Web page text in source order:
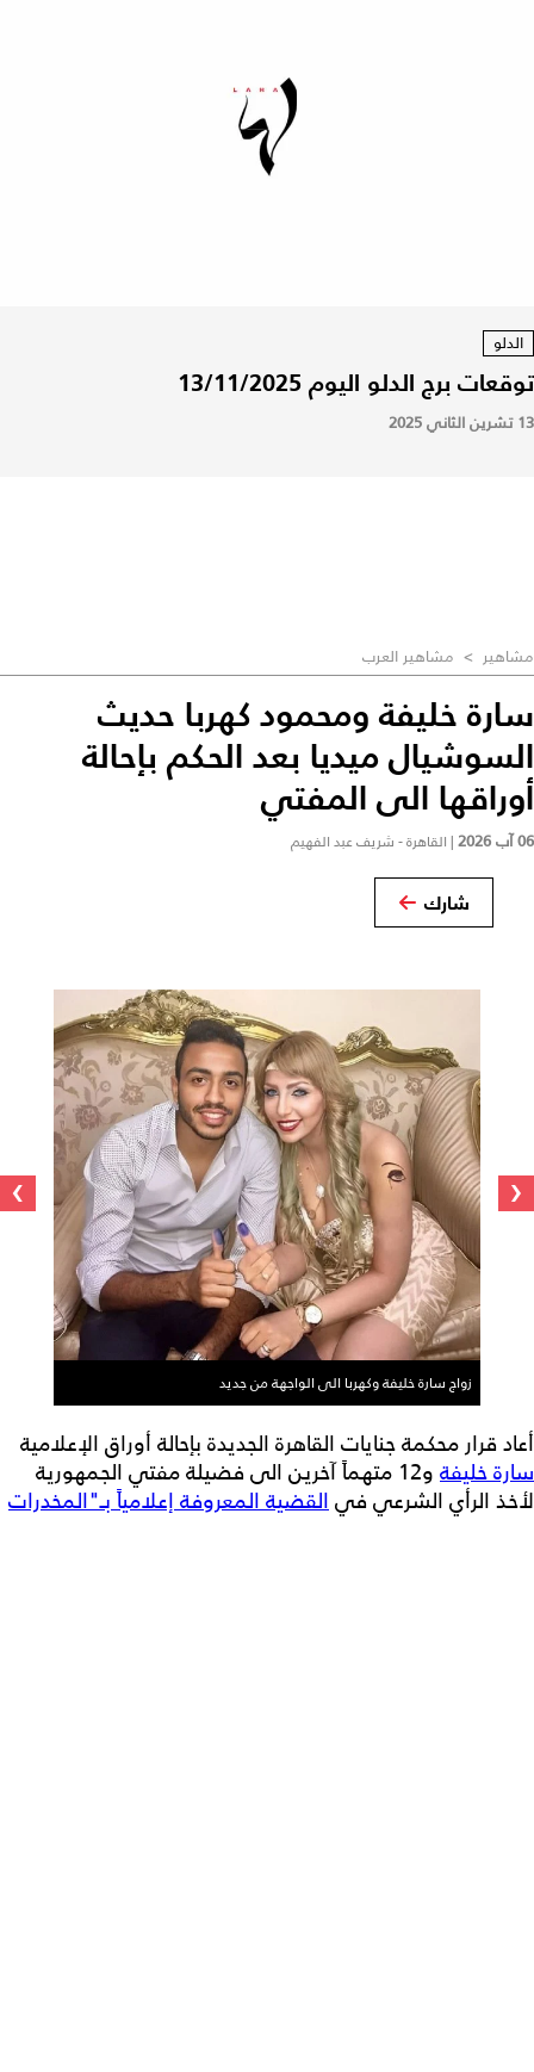
الدلو
توقعات برج الدلو اليوم 13/11/2025
13 تشرين الثاني 2025
مشاهير > مشاهير العرب
سارة خليفة ومحمود كهربا حديث
السوشيال ميديا بعد الحكم بإحالة
أوراقها الى المفتي
06 آب 2026 | القاهرة - شريف عبد الفهيم
شارك
زواج سارة خليفة وكهربا الى الواجهة من جديد
‹
›
أعاد قرار محكمة جنايات القاهرة الجديدة بإحالة أوراق الإعلامية
سارة خليفة
و12 متهماً آخرين الى فضيلة مفتي الجمهورية
لأخذ الرأي الشرعي فيالقضية المعروفة إعلامياً بـ"المخدرات